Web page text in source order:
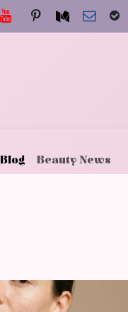
Beauty News